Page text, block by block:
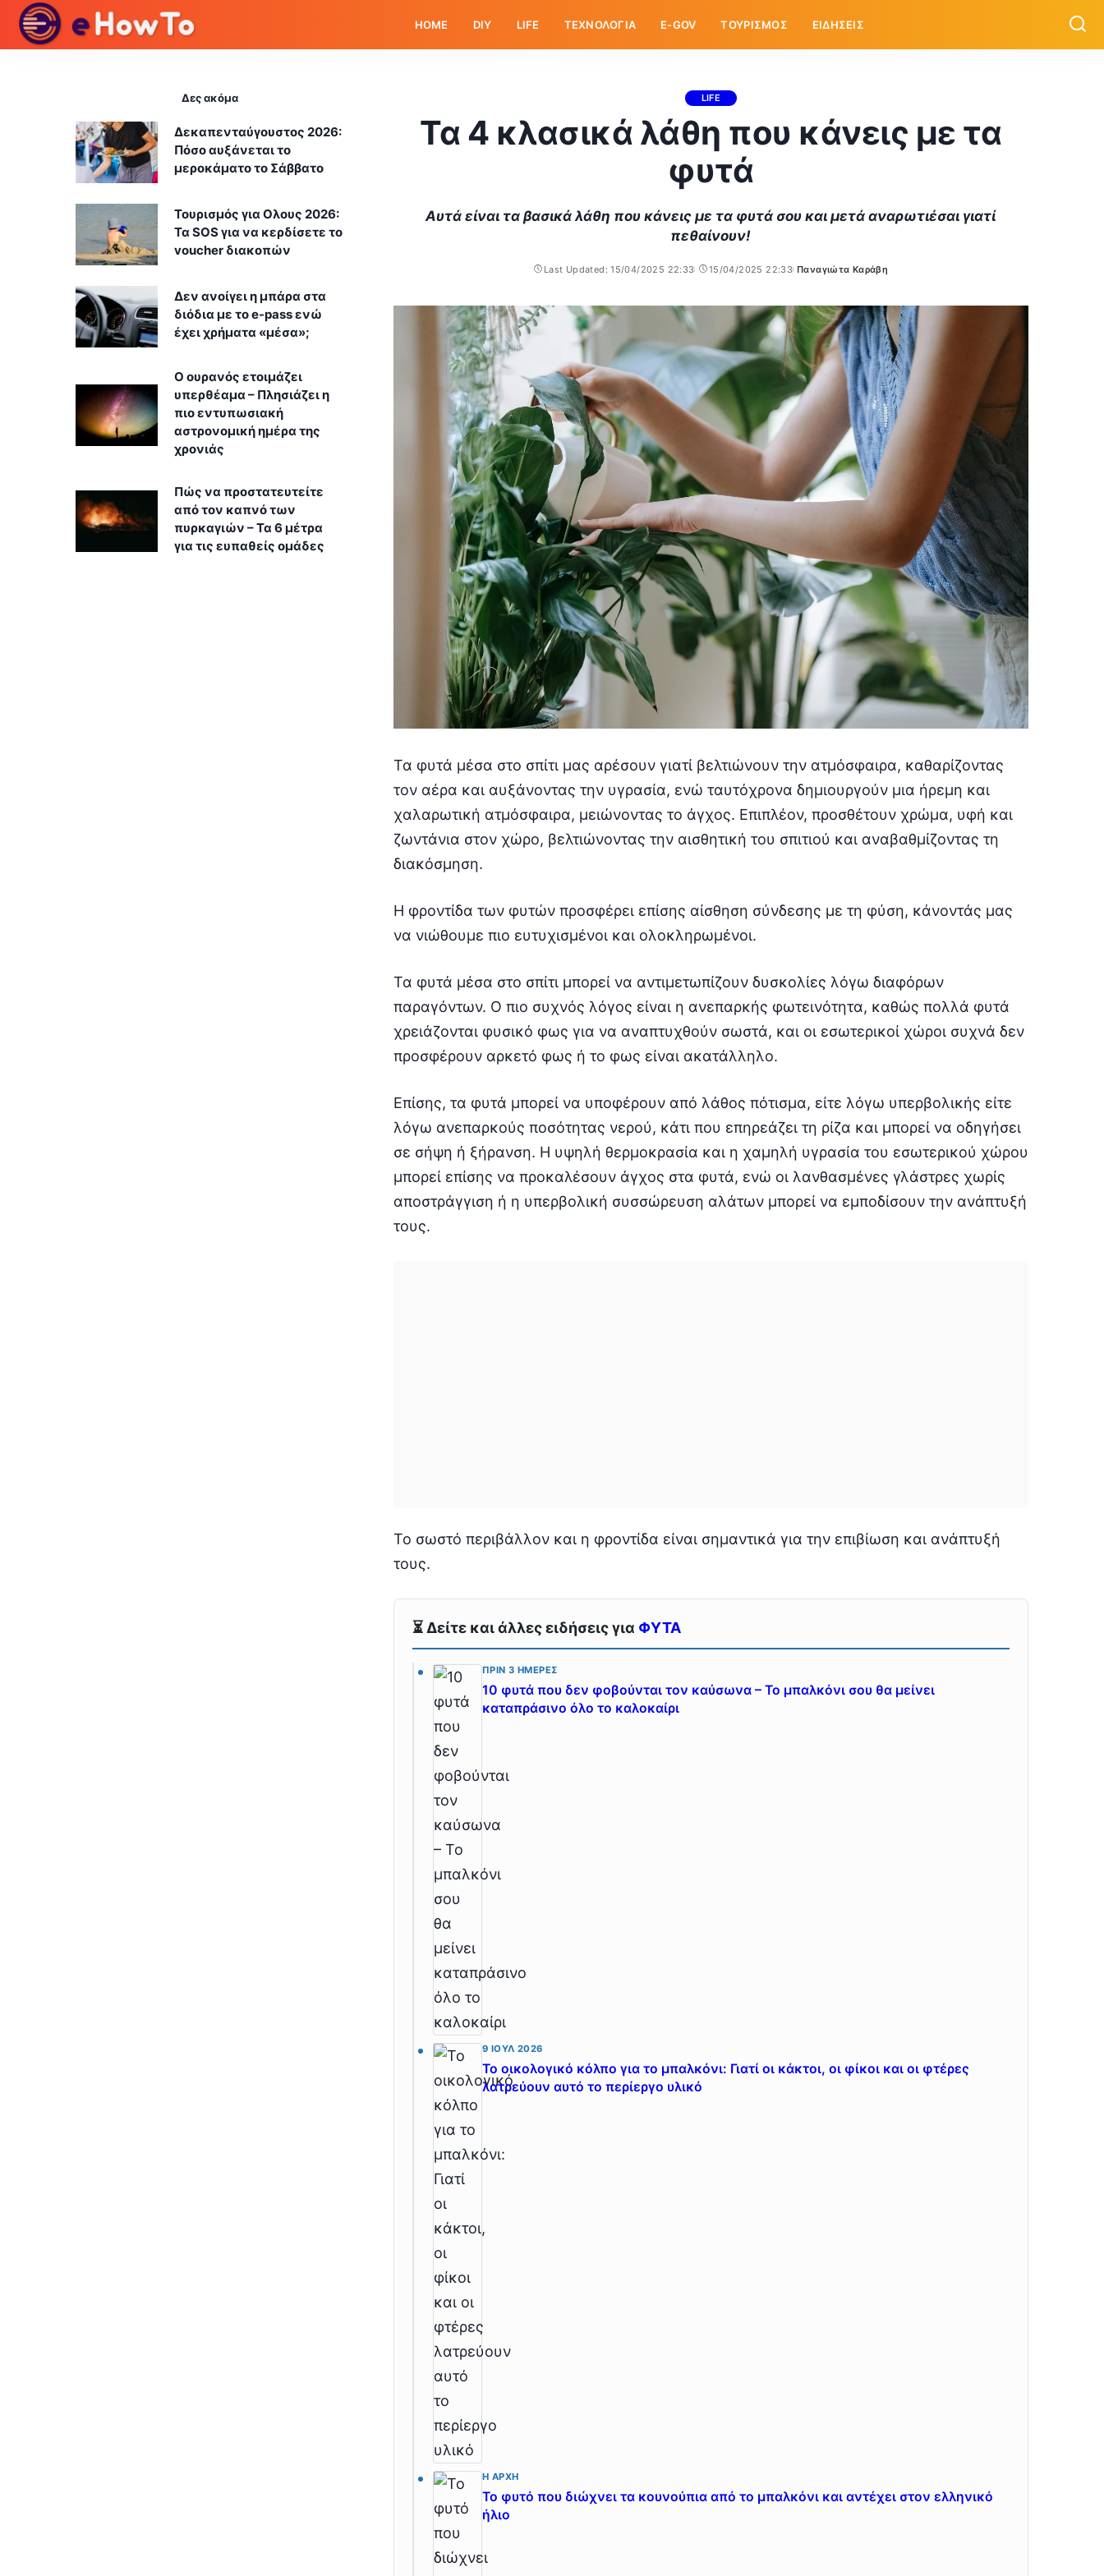
HOME DIY LIFE ΤΕΧΝΟΛΟΓΙΑ E-GOV ΤΟΥΡΙΣΜΟΣ ΕΙΔΗΣΕΙΣ
LIFE
Τα 4 κλασικά λάθη που κάνεις με τα
φυτά
Αυτά είναι τα βασικά λάθη που κάνεις με τα φυτά σου και μετά αναρωτιέσαι γιατί
πεθαίνουν!
Last Updated: 15/04/2025 22:33 15/04/2025 22:33
Posted
Παναγιώτα Καράβη
Τα φυτά μέσα στο σπίτι μας αρέσουν γιατί βελτιώνουν την ατμόσφαιρα, καθαρίζοντας
τον αέρα και αυξάνοντας την υγρασία, ενώ ταυτόχρονα δημιουργούν μια ήρεμη και
χαλαρωτική ατμόσφαιρα, μειώνοντας το άγχος. Επιπλέον, προσθέτουν χρώμα, υφή και
ζωντάνια στον χώρο, βελτιώνοντας την αισθητική του σπιτιού και αναβαθμίζοντας τη
διακόσμηση.
Η φροντίδα των φυτών προσφέρει επίσης αίσθηση σύνδεσης με τη φύση, κάνοντάς μας
να νιώθουμε πιο ευτυχισμένοι και ολοκληρωμένοι.
Τα φυτά μέσα στο σπίτι μπορεί να αντιμετωπίζουν δυσκολίες λόγω διαφόρων
παραγόντων. Ο πιο συχνός λόγος είναι η ανεπαρκής φωτεινότητα, καθώς πολλά φυτά
χρειάζονται φυσικό φως για να αναπτυχθούν σωστά, και οι εσωτερικοί χώροι συχνά δεν
προσφέρουν αρκετό φως ή το φως είναι ακατάλληλο.
Επίσης, τα φυτά μπορεί να υποφέρουν από λάθος πότισμα, είτε λόγω υπερβολικής είτε
λόγω ανεπαρκούς ποσότητας νερού, κάτι που επηρεάζει τη ρίζα και μπορεί να οδηγήσει
σε σήψη ή ξήρανση. Η υψηλή θερμοκρασία και η χαμηλή υγρασία του εσωτερικού χώρου
μπορεί επίσης να προκαλέσουν άγχος στα φυτά, ενώ οι λανθασμένες γλάστρες χωρίς
αποστράγγιση ή η υπερβολική συσσώρευση αλάτων μπορεί να εμποδίσουν την ανάπτυξή
τους.
Το σωστό περιβάλλον και η φροντίδα είναι σημαντικά για την επιβίωση και ανάπτυξή
τους.
⏳ Δείτε και άλλες ειδήσεις για ΦΥΤΑ
ΠΡΙΝ 3 ΗΜΈΡΕΣ
10 φυτά που δεν φοβούνται τον καύσωνα – Το μπαλκόνι σου θα μείνει
καταπράσινο όλο το καλοκαίρι
9 ΙΟΎΛ 2026
Το οικολογικό κόλπο για το μπαλκόνι: Γιατί οι κάκτοι, οι φίκοι και οι φτέρες
λατρεύουν αυτό το περίεργο υλικό
Η ΑΡΧΉ
Το φυτό που διώχνει τα κουνούπια από το μπαλκόνι και αντέχει στον ελληνικό
ήλιο
Δες ακόμα
Δεκαπενταύγουστος 2026:
Πόσο αυξάνεται το
μεροκάματο το Σάββατο
Τουρισμός για Ολους 2026:
Τα SOS για να κερδίσετε το
voucher διακοπών
Δεν ανοίγει η μπάρα στα
διόδια με το e-pass ενώ
έχει χρήματα «μέσα»;
Ο ουρανός ετοιμάζει
υπερθέαμα – Πλησιάζει η
πιο εντυπωσιακή
αστρονομική ημέρα της
χρονιάς
Πώς να προστατευτείτε
από τον καπνό των
πυρκαγιών – Τα 6 μέτρα
για τις ευπαθείς ομάδες